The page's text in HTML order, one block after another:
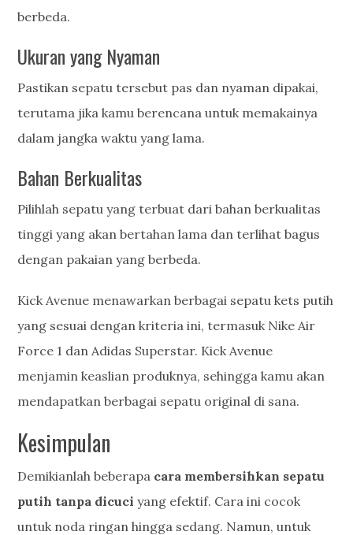
berbeda.
Ukuran yang Nyaman
Pastikan sepatu tersebut pas dan nyaman dipakai,
terutama jika kamu berencana untuk memakainya
dalam jangka waktu yang lama.
Bahan Berkualitas
Pilihlah sepatu yang terbuat dari bahan berkualitas
tinggi yang akan bertahan lama dan terlihat bagus
dengan pakaian yang berbeda.
Kick Avenue menawarkan berbagai sepatu kets putih
yang sesuai dengan kriteria ini, termasuk Nike Air
Force 1 dan Adidas Superstar. Kick Avenue
menjamin keaslian produknya, sehingga kamu akan
mendapatkan berbagai sepatu original di sana.
Kesimpulan
Demikianlah beberapa cara membersihkan sepatu
putih tanpa dicuci yang efektif. Cara ini cocok
untuk noda ringan hingga sedang. Namun, untuk